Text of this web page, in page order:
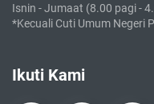
Isnin - Jumaat (8.00 pagi -
*Kecuali Cuti Umum Negeri
Ikuti Kami